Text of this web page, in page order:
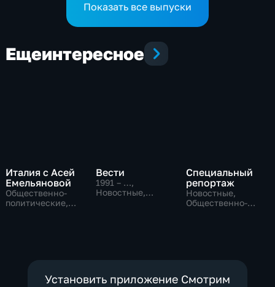
Показать все выпуски
Ещеинтересное
Италия с Асей
Емельяновой
Общественно-
политические,
Вести
1991 – …,
Новостные,
Специальный
репортаж
Новостные,
Общественно-
Установить приложение Смотрим